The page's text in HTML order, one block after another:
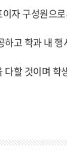
자 구성원으
하고 학과 내
다할 것이며